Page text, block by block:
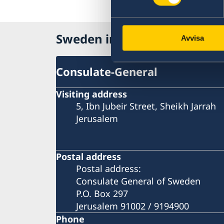
Avvisa
Sweden in Jerusalem
Consulate-General
Visiting address
5, Ibn Jubeir Street, Sheikh Jarrah
Jerusalem
Postal address
Postal address:
Consulate General of Sweden
P.O. Box 297
Jerusalem 91002 / 9194900
Phone